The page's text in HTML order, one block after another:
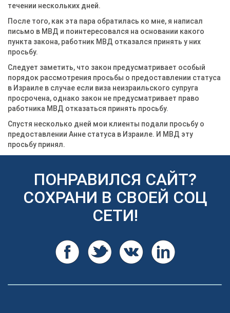
течении нескольких дней.
После того, как эта пара обратилась ко мне, я написал
письмо в МВД и поинтересовался на основании какого
пункта закона, работник МВД отказался принять у них
просьбу.
Следует заметить, что закон предусматривает особый
порядок рассмотрения просьбы о предоставлении статуса
в Израиле в случае если виза неизраильского супруга
просрочена, однако закон не предусматривает право
работника МВД отказаться принять просьбу.
Спустя несколько дней мои клиенты подали просьбу о
предоставлении Анне статуса в Израиле. И МВД эту
просьбу принял.
ПОНРАВИЛСЯ САЙТ?
СОХРАНИ В СВОЕЙ СОЦ
СЕТИ!